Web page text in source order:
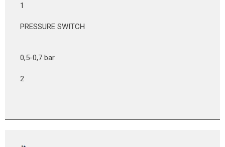
1
PRESSURE SWITCH
0,5-0,7 bar
2